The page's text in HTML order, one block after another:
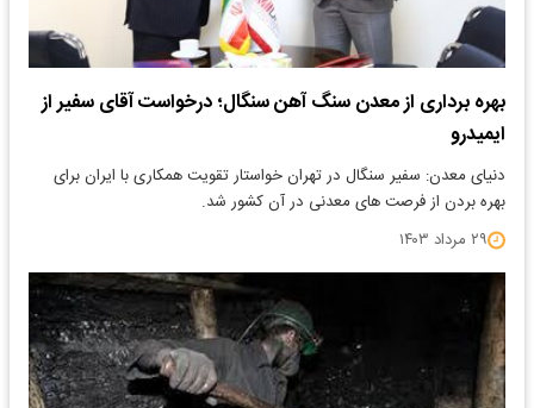
بهره برداری از معدن سنگ آهن سنگال؛ درخواست آقای سفیر از
ایمیدرو
دنیای معدن: سفیر سنگال در تهران خواستار تقویت همکاری با ایران برای
بهره بردن از فرصت های معدنی در آن کشور شد.
۲۹ مرداد ۱۴۰۳